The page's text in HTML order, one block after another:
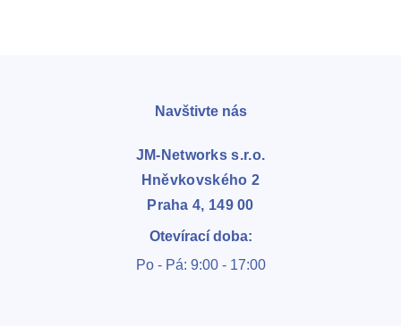
Navštivte nás
JM-Networks s.r.o.
Hněvkovského 2
Praha 4, 149 00
Otevírací doba:
Po - Pá: 9:00 - 17:00